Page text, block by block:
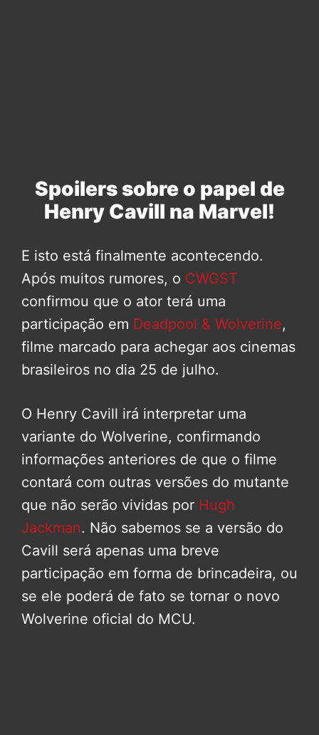
Spoilers sobre o papel de
Henry Cavill na Marvel!
E isto está finalmente acontecendo.
Após muitos rumores, o CWGST
confirmou que o ator terá uma
participação em Deadpool & Wolverine,
filme marcado para achegar aos cinemas
brasileiros no dia 25 de julho.
O Henry Cavill irá interpretar uma
variante do Wolverine, confirmando
informações anteriores de que o filme
contará com outras versões do mutante
que não serão vividas por Hugh
Jackman. Não sabemos se a versão do
Cavill será apenas uma breve
participação em forma de brincadeira, ou
se ele poderá de fato se tornar o novo
Wolverine oficial do MCU.